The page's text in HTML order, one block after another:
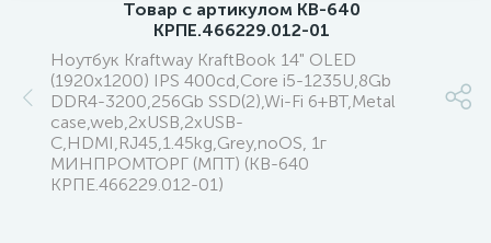
Товар с артикулом KB-640
КРПЕ.466229.012-01
Ноутбук Kraftway KraftBook 14" OLED
(1920x1200) IPS 400cd,Core i5-1235U,8Gb
DDR4-3200,256Gb SSD(2),Wi-Fi 6+BT,Metal
case,web,2хUSB,2xUSB-
C,HDMI,RJ45,1.45kg,Grey,noOS, 1г
МИНПРОМТОРГ (МПТ) (KB-640
КРПЕ.466229.012-01)